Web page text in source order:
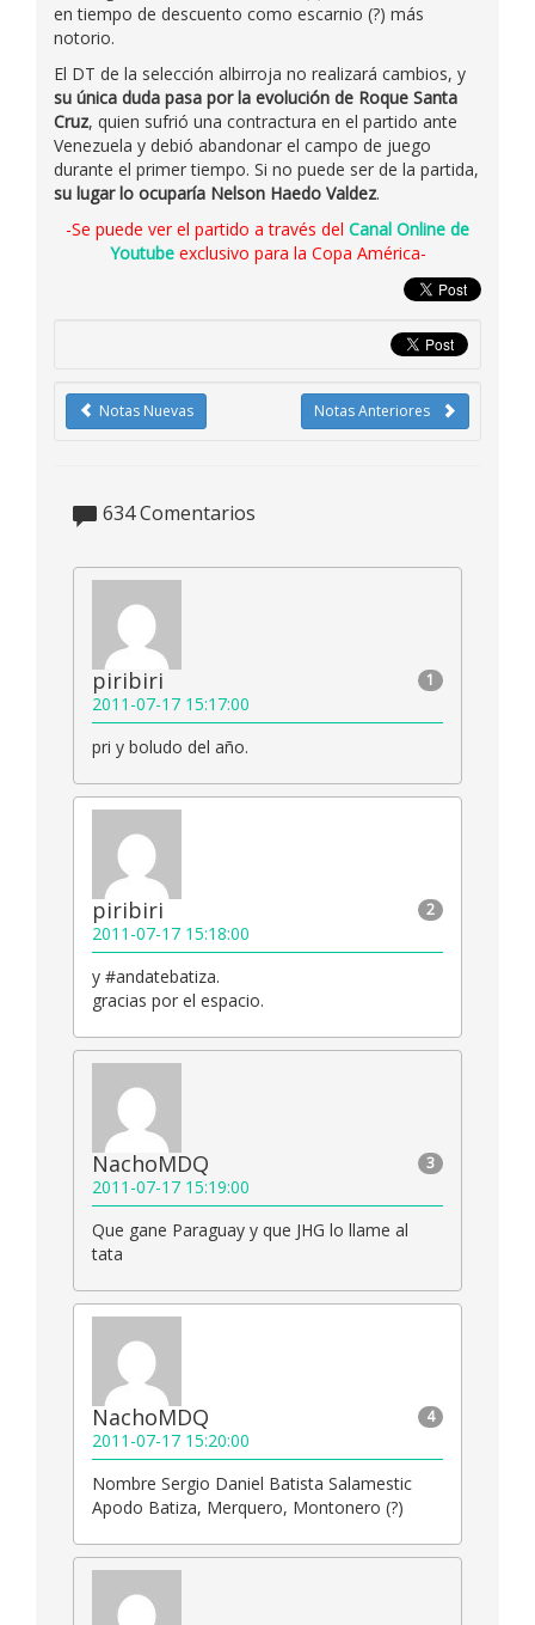
en tiempo de descuento como escarnio (?) más
notorio.
El DT de la selección albirroja no realizará cambios, y
su única duda pasa por la evolución de Roque Santa
Cruz, quien sufrió una contractura en el partido ante
Venezuela y debió abandonar el campo de juego
durante el primer tiempo. Si no puede ser de la partida,
su lugar lo ocuparía Nelson Haedo Valdez.
-Se puede ver el partido a través del Canal Online de
Youtube exclusivo para la Copa América-
Notas Anteriores
Notas Nuevas
634Comentarios
1
piribiri
2011-07-17 15:17:00
pri y boludo del año.
2
piribiri
2011-07-17 15:18:00
y #andatebatiza.
gracias por el espacio.
3
NachoMDQ
2011-07-17 15:19:00
Que gane Paraguay y que JHG lo llame al
tata
4
NachoMDQ
2011-07-17 15:20:00
Nombre Sergio Daniel Batista Salamestic
Apodo Batiza, Merquero, Montonero (?)